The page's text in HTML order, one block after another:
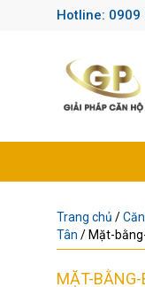
Hotline: 0909
Trang chủ /
Tân / Mặt-
MẶT-